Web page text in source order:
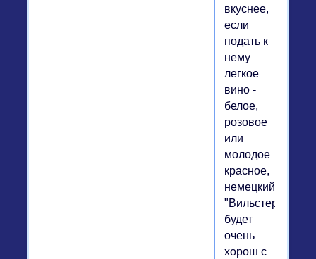
вкуснее,
если
подать к
нему
легкое
вино -
белое,
розовое
или
молодое
красное,
немецкий
"Вильстермарш"
будет
очень
хорош с